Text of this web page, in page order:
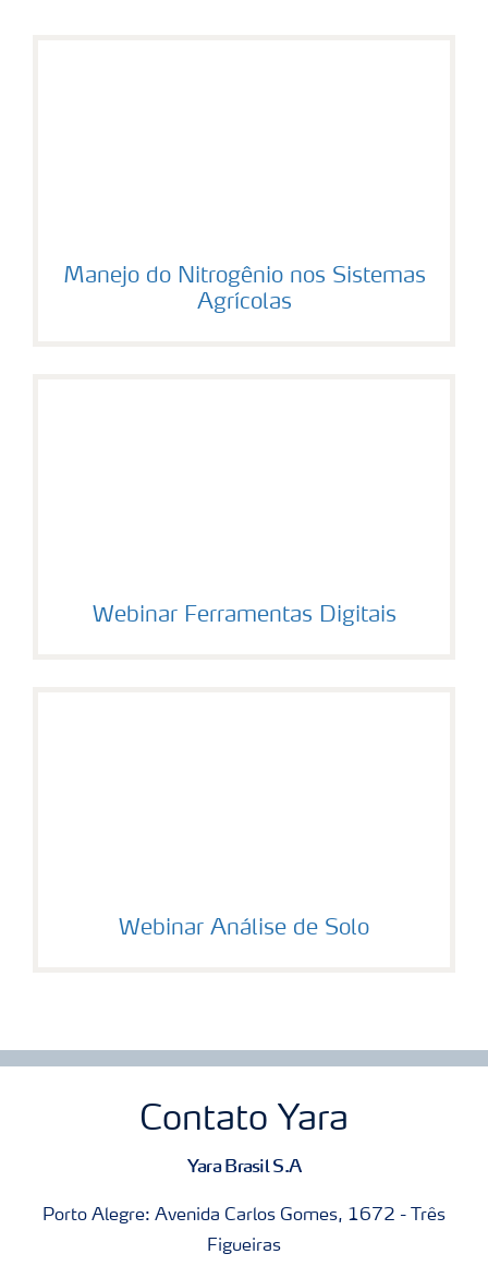
Manejo do Nitrogênio nos Sistemas
Agrícolas
Webinar Ferramentas Digitais
Webinar Análise de Solo
Contato Yara
Yara Brasil S.A
Porto Alegre: Avenida Carlos Gomes, 1672 - Três
Figueiras